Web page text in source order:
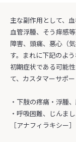
主な副作用として、
血管浮腫、そう痒感
障害、頭痛、悪心（
す。まれに下記のよ
初期症状である可能
て、カスタマーサポ
・下肢の疼痛・浮腫
・呼吸困難、じんま
［アナフィラキシー］